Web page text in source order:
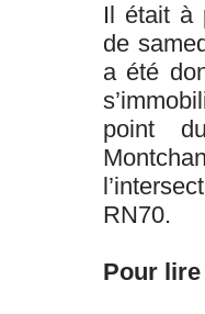
Il était à
de
a été
point
RN70.
Pour